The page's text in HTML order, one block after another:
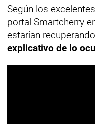
Según los
portal Smartcherry
estarían
explicativo de lo